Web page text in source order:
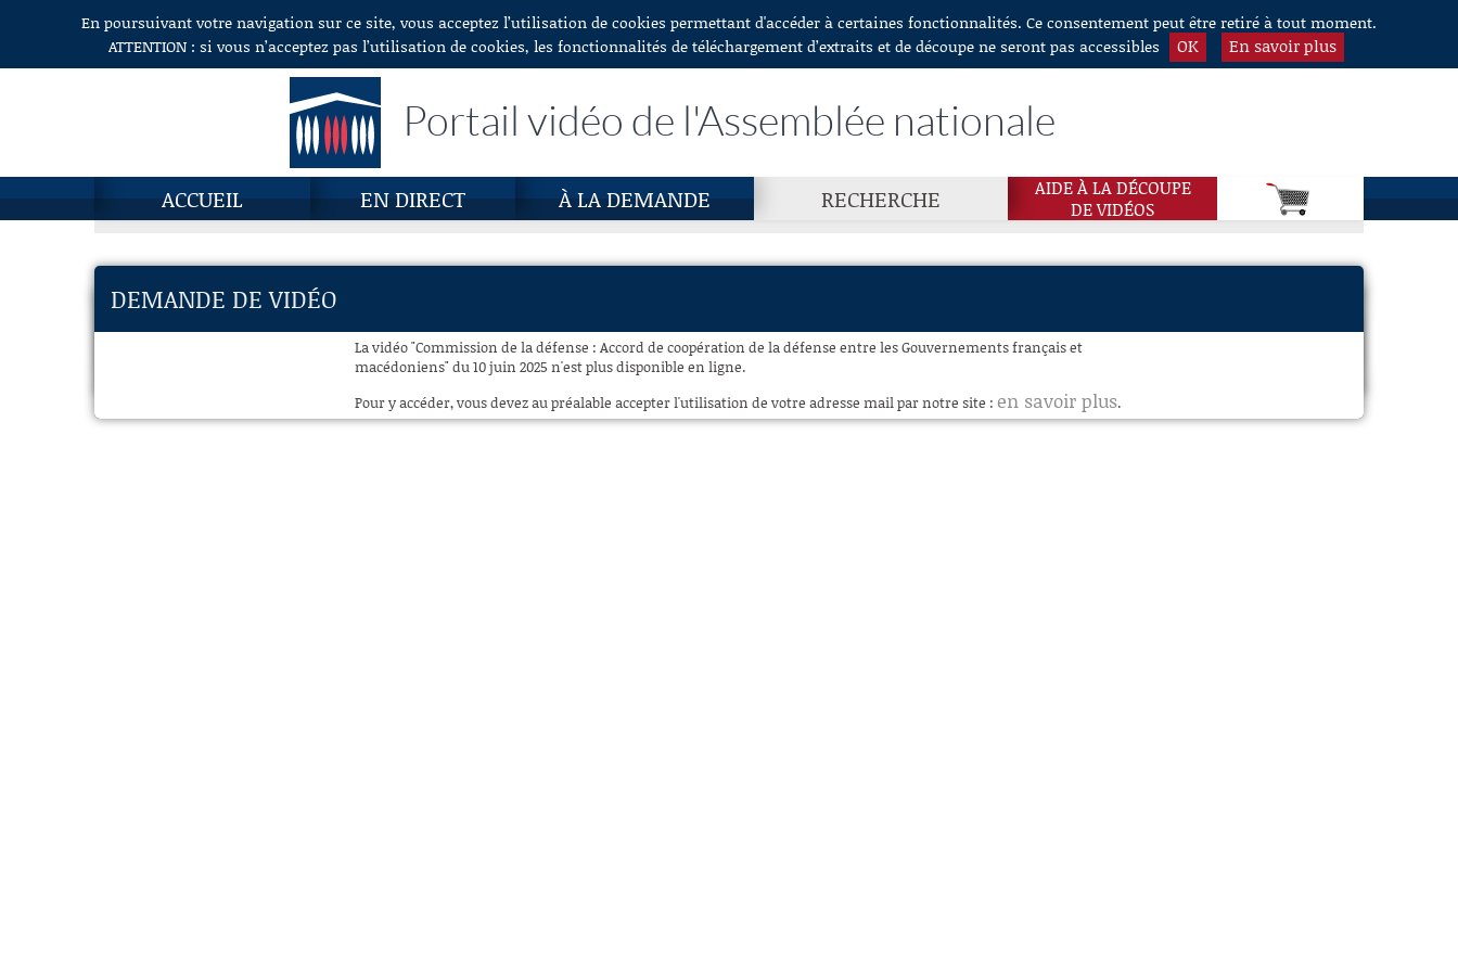
Aller au contenuEn poursuivant votre navigation sur ce site, vous acceptez l’utilisation de cookies permettant d'accéder à certaines fonctionnalités. Ce consentement peut être retiré à tout moment.
ATTENTION : si vous n’acceptez pas l’utilisation de cookies, les fonctionnalités de téléchargement d’extraits et de découpe ne seront pas accessibles
OK En savoir plus
Portail vidéo de l'Assemblée nationale
ACCUEIL EN DIRECT À LA DEMANDE RECHERCHE
AIDE À LA DÉCOUPE
DE VIDÉOS
DEMANDE DE VIDÉO
La vidéo "Commission de la défense : Accord de coopération de la défense entre les Gouvernements français et
macédoniens" du 10 juin 2025 n'est plus disponible en ligne.
Pour y accéder, vous devez au préalable accepter l'utilisation de votre adresse mail par notre site : en savoir plus.